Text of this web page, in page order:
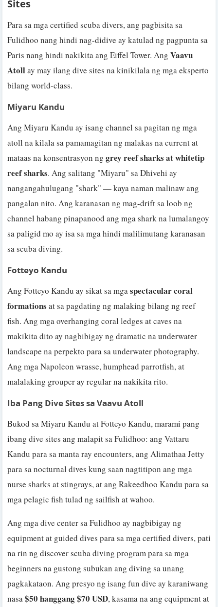
Sites
Para sa mga certified scuba divers, ang pagbisita sa
Fulidhoo nang hindi nag-didive ay katulad ng pagpunta sa
Paris nang hindi nakikita ang Eiffel Tower. Ang Vaavu
Atollay may ilang dive sites na kinikilala ng mga eksperto
bilang world-class.
Miyaru Kandu
Ang Miyaru Kandu ay isang channel sa pagitan ng mga
atoll na kilala sa pamamagitan ng malakas na current at
mataas na konsentrasyon ng grey reef sharks at whitetip
reef sharks. Ang salitang "Miyaru" sa Dhivehi ay
nangangahulugang "shark" — kaya naman malinaw ang
pangalan nito. Ang karanasan ng mag-drift sa loob ng
channel habang pinapanood ang mga shark na lumalangoy
sa paligid mo ay isa sa mga hindi malilimutang karanasan
sa scuba diving.
Fotteyo Kandu
Ang Fotteyo Kandu ay sikat sa mgaspectacular coral
formations at sa pagdating ng malaking bilang ng reef
fish. Ang mga overhanging coral ledges at caves na
makikita dito ay nagbibigay ng dramatic na underwater
landscape na perpekto para sa underwater photography.
Ang mga Napoleon wrasse, humphead parrotfish, at
malalaking grouper ay regular na nakikita rito.
Iba Pang Dive Sites sa Vaavu Atoll
Bukod sa Miyaru Kandu at Fotteyo Kandu, marami pang
ibang dive sites ang malapit sa Fulidhoo: ang Vattaru
Kandu para sa manta ray encounters, ang Alimathaa Jetty
para sa nocturnal dives kung saan nagtitipon ang mga
nurse sharks at stingrays, at ang Rakeedhoo Kandu para sa
mga pelagic fish tulad ng sailfish at wahoo.
Ang mga dive center sa Fulidhoo ay nagbibigay ng
equipment at guided dives para sa mga certified divers, pati
na rin ng discover scuba diving program para sa mga
beginners na gustong subukan ang diving sa unang
pagkakataon. Ang presyo ng isang fun dive ay karaniwang
nasa$50 hanggang $70 USD, kasama na ang equipment at